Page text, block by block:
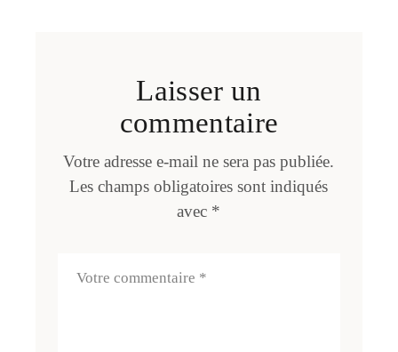
Laisser un
commentaire
Votre adresse e-mail ne sera pas publiée.
Les champs obligatoires sont indiqués
avec *